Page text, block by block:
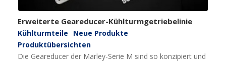
Erweiterte Geareducer-Kühlturmgetriebelinie
Kühlturmteile
Neue Produkte
Produktübersichten
Die Geareducer der Marley-Serie M sind so konzipiert und